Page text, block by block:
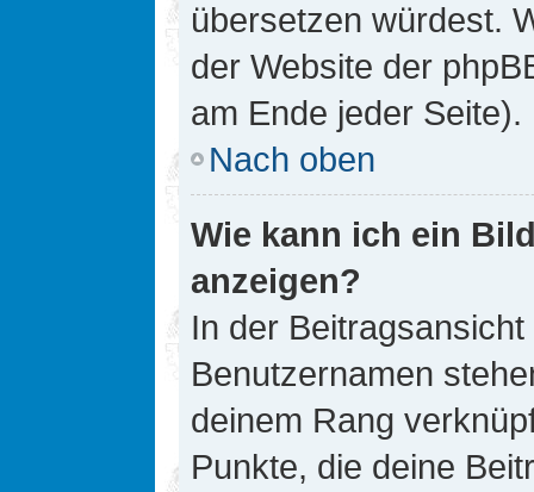
übersetzen würdest.
der Website der
am Ende jeder Seite).
Nach oben
Wie kann ich ein
anzeigen?
In der
Benutzernamen
deinem Rang
Punkte, die deine